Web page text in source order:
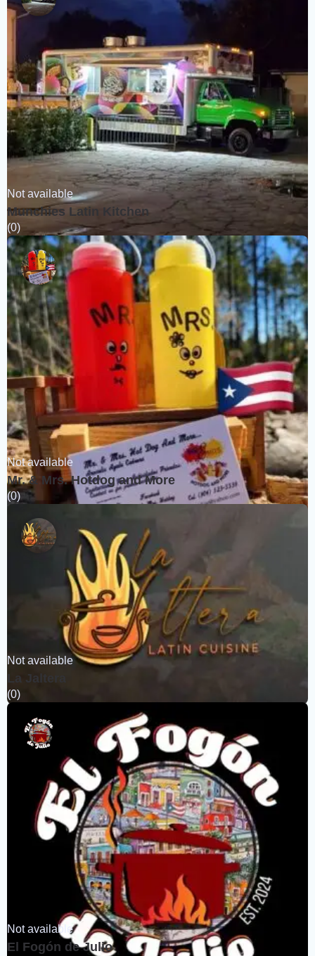
Not available
Munchies Latin Kitchen
(0)
Not available
Mr. & Mrs. Hotdog and More
(0)
Not available
La Jaltera
(0)
Not available
El Fogón de Julio